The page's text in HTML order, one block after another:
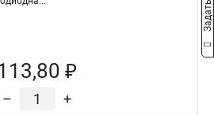
₽
– +